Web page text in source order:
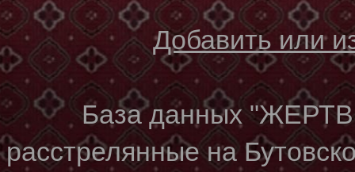
Добавить или
База данных
расстрелянные на